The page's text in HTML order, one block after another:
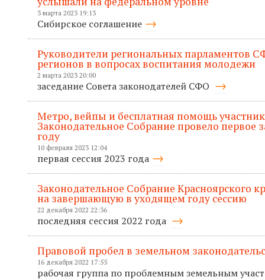
3 марта 2023 19:13
Сибирское соглашение
Руководители региональных парламентов
регионов в вопросах воспитания молодежи
2 марта 2023 20:00
заседание Совета законодателей СФО
Метро, вейпы и бесплатная помощь
Законодательное Собрание провело первое
году
10 февраля 2023 12:04
первая сессия 2023 года
Законодательное Собрание Красноярского
на завершающую в уходящем году сессию
22 декабря 2022 22:36
последняя сессия 2022 года
Правовой пробел в земельном
16 декабря 2022 17:55
рабочая группа по проблемным земельным